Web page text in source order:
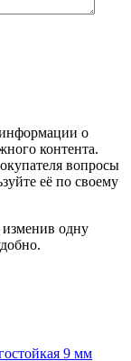
о
контента.
вопросы
её по своему
изменив одну